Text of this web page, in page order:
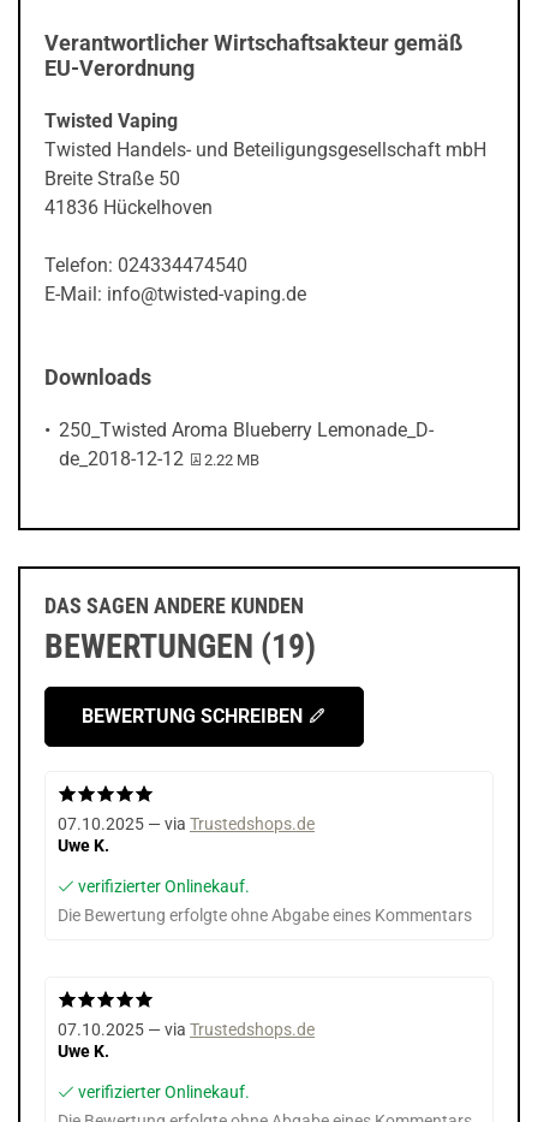
Verantwortlicher Wirtschaftsakteur gemäß
EU-Verordnung
Twisted Vaping
Twisted Handels- und Beteiligungsgesellschaft mbH
Breite Straße 50
41836 Hückelhoven
Telefon: 024334474540
E-Mail: info@twisted-vaping.de
Downloads
250_Twisted Aroma Blueberry Lemonade_D-
de_2018-12-12
PDF-Datei:
2.22 MB
DAS SAGEN ANDERE KUNDEN
BEWERTUNGEN (19)
BEWERTUNG SCHREIBEN
07.10.2025 — via Trustedshops.de
Uwe K.
verifizierter Onlinekauf.
Die Bewertung erfolgte ohne Abgabe eines Kommentars
07.10.2025 — via Trustedshops.de
Uwe K.
verifizierter Onlinekauf.